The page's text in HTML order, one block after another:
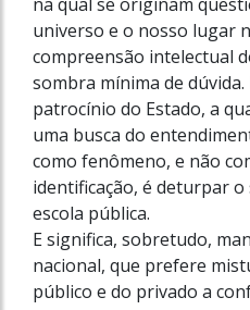
universo e o nosso lugar
compreensão intelectual
sombra mínima de
patrocínio do Estado, a
uma busca do
como fenômeno, e não
identificação, é deturpar
escola pública.
E significa, sobretudo,
nacional, que prefere
público e do privado a